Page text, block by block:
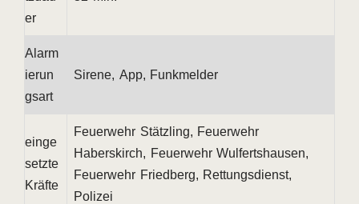
er
Alarm
ierun
gsart
Sirene, App, Funkmelder
einge
setzte
Kräfte
Feuerwehr Stätzling, Feuerwehr
Haberskirch, Feuerwehr Wulfertshausen,
Feuerwehr Friedberg, Rettungsdienst,
Polizei